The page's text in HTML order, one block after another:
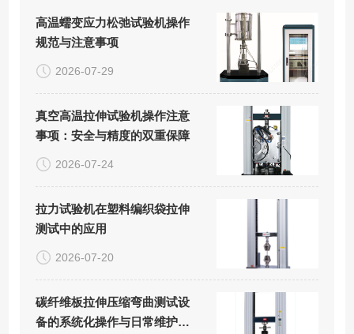
高温蠕变应力松弛试验机操作
规范与注意事项
2026-07-29
真空高温拉伸试验机操作注意
事项：安全与精度的双重保障
2026-07-24
拉力试验机在塑料编织袋拉伸
测试中的应用
2026-07-20
碳纤维板拉伸压缩弯曲测试设
备的系统化操作与日常维护方